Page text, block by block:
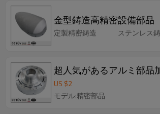
金型鋳造高精密設備部品
定製精密鋳造 ステンレス鋳
超人気があるアルミ部品
US $2
モデル:精密部品